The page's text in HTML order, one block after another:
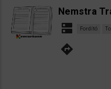
Nemstra
dns Fordító
directions